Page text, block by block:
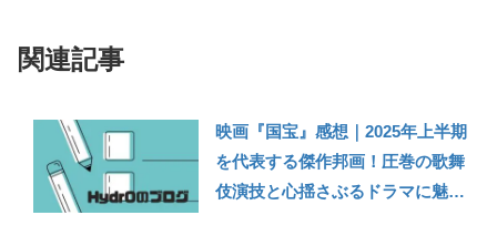
関連記事
映画『国宝』感想｜2025年上半期
を代表する傑作邦画！圧巻の歌舞
伎演技と心揺さぶるドラマに魅了